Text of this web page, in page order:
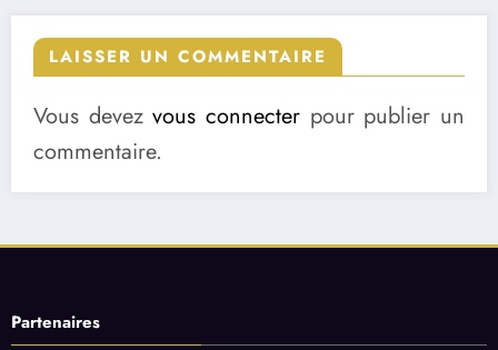
LAISSER UN COMMENTAIRE
Vous devezvous connecter pour publier un
commentaire.
Partenaires